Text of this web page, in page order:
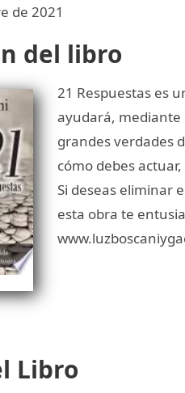
de 2021
del libro
21 Respuestas es
ayudará, mediante
grandes verdades
cómo debes
Si deseas eliminar
esta obra te
Libro